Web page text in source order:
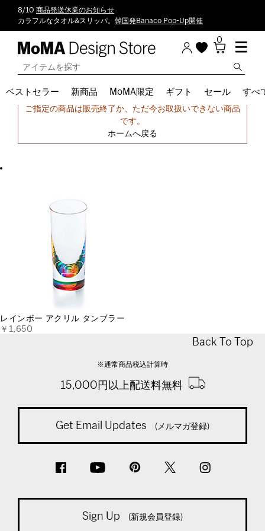
8/10 商品発送休業のお知らせ
カラフルなタオル&スリッパ。 韓国発Banaco Pop-Up開催
0
ベストセラー 新商品 MoMA限定 ギフト セール すべ
申し訳ございません。
ご指定の商品は販売終了か、ただ今お取扱いできない商品
です。
ホームへ戻る
レインボー アクリル タンブラー
￥1,650
Back To Top
※通常商品税込計算時
15,000円以上配送料無料
Get Email Updates (メルマガ登録)
Sign Up (新規会員登録)